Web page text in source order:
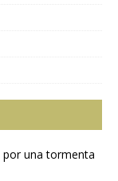
por una tormenta